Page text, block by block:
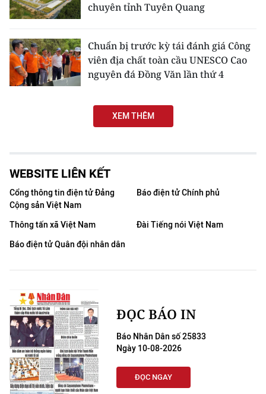
chuyên tỉnh Tuyên Quang
Chuẩn bị trước kỳ tái đánh giá Công
viên địa chất toàn cầu UNESCO Cao
nguyên đá Đồng Văn lần thứ 4
XEM THÊM
WEBSITE LIÊN KẾT
Cổng thông tin điện tử Đảng
Cộng sản Việt Nam
Báo điện tử Chính phủ
Thông tấn xã Việt Nam
Đài Tiếng nói Việt Nam
Báo điện tử Quân đội nhân dân
ĐỌC BÁO IN
Báo Nhân Dân số 25833
Ngày 10-08-2026
ĐỌC NGAY